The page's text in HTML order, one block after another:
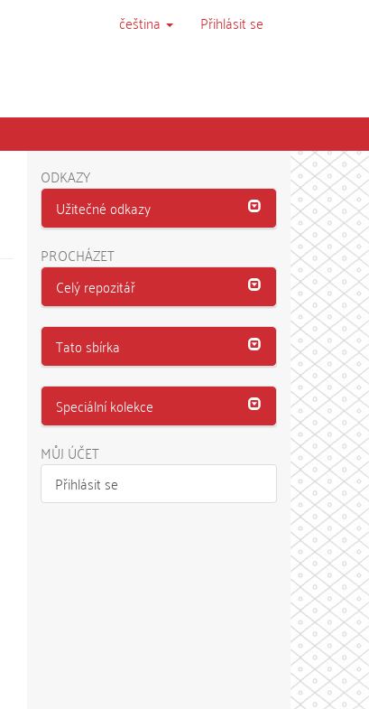
čeština Přihlásit se
ODKAZY
Užitečné odkazy
PROCHÁZET
Celý repozitář
Tato sbírka
Speciální kolekce
MŮJ ÚČET
Přihlásit se